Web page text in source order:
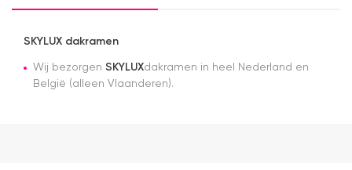
SKYLUX dakramen
Wij bezorgen SKYLUXdakramen in heel Nederland en
België (alleen Vlaanderen).